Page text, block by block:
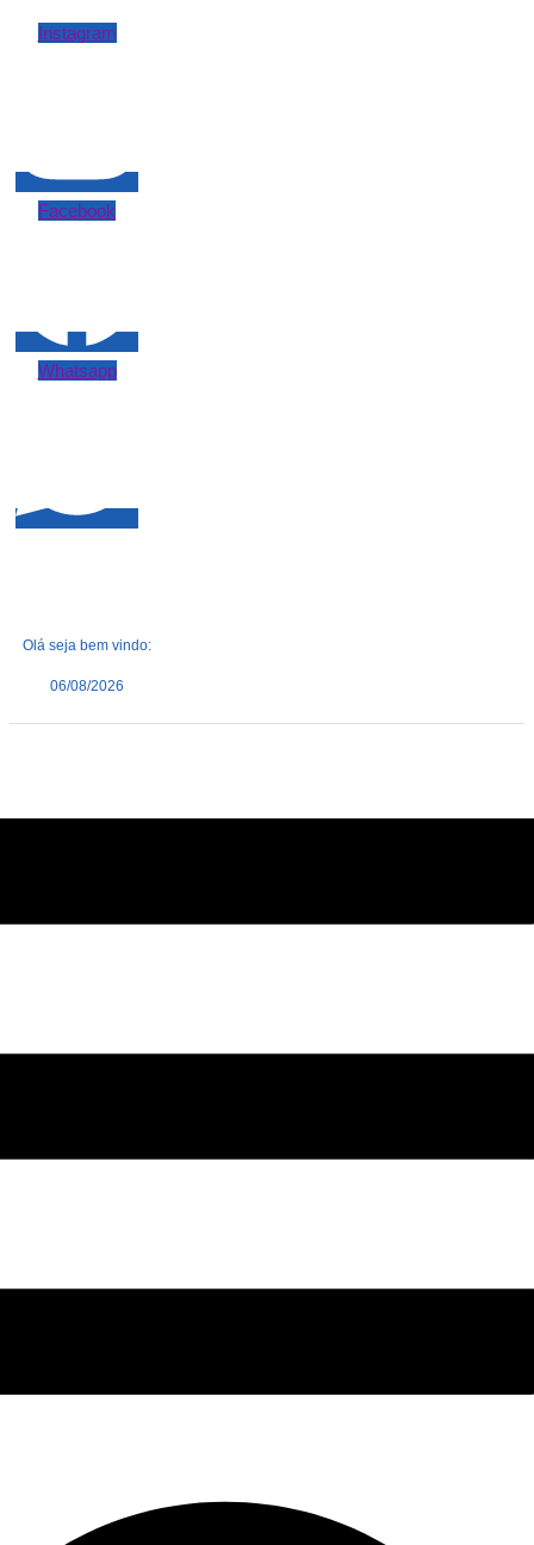
Instagram
Facebook
Whatsapp
Olá seja bem vindo:
06/08/2026